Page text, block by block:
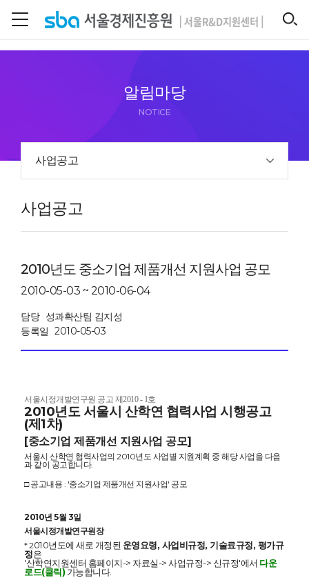
알림마당
NOTICE
사업공고
사업공고
2010년도 중소기업 제품개선 지원사업 공모
2010-05-03 ~ 2010-06-04
담당 성과확산팀 김지성
등록일 2010-05-03
서울시정개발연구원 공고 제2010 - 1호
2010년도 서울시 산학연 협력사업 시행공고
(제1차)
[중소기업 제품개선 지원사업 공모]
서울시 산학연 협력사업의 2010년도 사업별 지원계획 중 해당 사업을 다음
과 같이 공고합니다.
□ 공고내용 : '중소기업 제품개선 지원사업' 공모
2010년 5월 3일
서울시정개발연구원장
* 2010년도에 새로 개정된 운영요령, 사업비규정, 기술료규정, 평가규
정은
'산학연지원센터 홈페이지-> 자료실-> 사업규정-> 신규정'에서 다운
로드(클릭) 가능합니다.